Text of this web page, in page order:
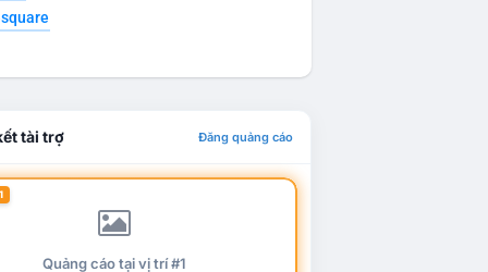
tài trợ Đăng quảng cáo
Quảng cáo tại vị trí #1